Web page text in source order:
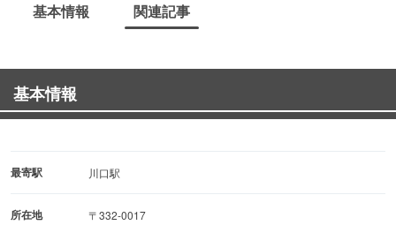
基本情報 関連記事
基本情報
最寄駅 川口駅
所在地
〒332-0017